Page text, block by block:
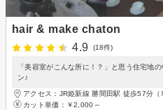
hair & make chaton
4.9
(18件)
「美容室がこんな所に！？」と思う住宅地
ン♪
アクセス：JR姫新線 勝間田駅 徒歩57分（
カット単価： ￥2,000～